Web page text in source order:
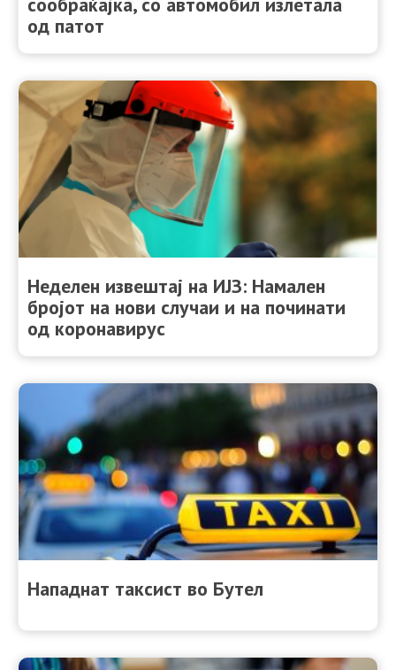
од патот
Неделен извештај на ИЈЗ: Намален
бројот на нови случаи и на починати
од коронавирус
Нападнат таксист во Бутел